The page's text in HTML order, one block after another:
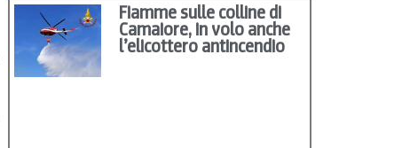
Fiamme sulle colline di
Camaiore, in volo anche
l’elicottero antincendio